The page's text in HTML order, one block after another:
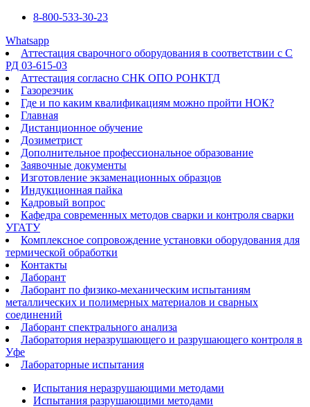
8-800-533-30-23
Whatsapp
Аттестация сварочного оборудования в соответствии с С
РД 03-615-03
Аттестация согласно СНК ОПО РОНКТД
Газорезчик
Где и по каким квалификациям можно пройти НОК?
Главная
Дистанционное обучение
Дозиметрист
Дополнительное профессиональное образование
Заявочные документы
Изготовление экзаменационных образцов
Индукционная пайка​
Кадровый вопрос
Кафедра современных методов сварки и контроля сварки
УГАТУ
Комплексное сопровождение установки оборудования для
термической обработки
Контакты
Лаборант
Лаборант по физико-механическим испытаниям
металлических и полимерных материалов и сварных
соединений
Лаборант спектрального анализа
Лаборатория неразрушающего и разрушающего контроля в
Уфе
Лабораторные испытания
Испытания неразрушающими методами
Испытания разрушающими методами